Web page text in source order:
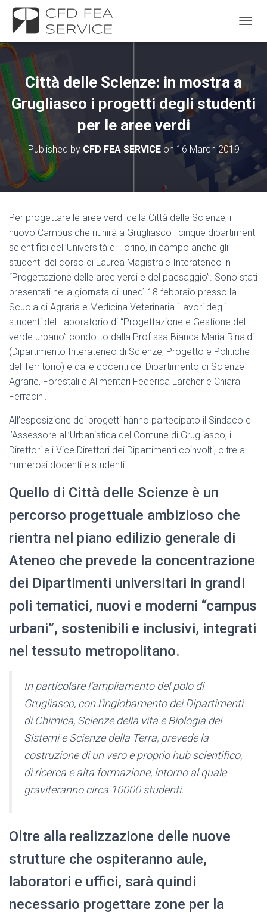
Città delle Scienze: in mostra a
Grugliasco i progetti degli studenti
per le aree verdi
Published by CFD FEA SERVICEon 16 March 2019
Per progettare le aree verdi della Città delle Scienze, il
nuovo Campus che riunirà a Grugliasco i cinque dipartimenti
scientifici dell’Università di Torino, in campo anche gli
studenti del corso di Laurea Magistrale Interateneo in
“Progettazione delle aree verdi e del paesaggio”. Sono stati
presentati nella giornata di lunedì 18 febbraio presso la
Scuola di Agraria e Medicina Veterinaria i lavori degli
studenti del Laboratorio di “Progettazione e Gestione del
verde urbano” condotto dalla Prof.ssa Bianca Maria Rinaldi
(Dipartimento Interateneo di Scienze, Progetto e Politiche
del Territorio) e dalle docenti del Dipartimento di Scienze
Agrarie, Forestali e Alimentari Federica Larcher e Chiara
Ferracini.
All’esposizione dei progetti hanno partecipato il Sindaco e
l’Assessore all’Urbanistica del Comune di Grugliasco, i
Direttori e i Vice Direttori dei Dipartimenti coinvolti, oltre a
numerosi docenti e studenti.
Quello di Città delle Scienze è un
percorso progettuale ambizioso che
rientra nel piano edilizio generale di
Ateneo che prevede la concentrazione
dei Dipartimenti universitari in grandi
poli tematici, nuovi e moderni “campus
urbani”, sostenibili e inclusivi, integrati
nel tessuto metropolitano.
In particolare l’ampliamento del polo di
Grugliasco, con l’inglobamento dei Dipartimenti
di Chimica, Scienze della vita e Biologia dei
Sistemi e Scienze della Terra, prevede la
costruzione di un vero e proprio hub scientifico,
di ricerca e alta formazione, intorno al quale
graviteranno circa 10000 studenti.
Oltre alla realizzazione delle nuove
strutture che ospiteranno aule,
laboratori e uffici, sarà quindi
necessario progettare zone per la